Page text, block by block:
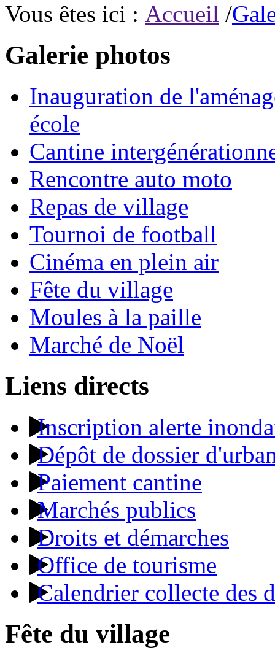
Vous êtes ici : Accueil /
Galerie photos
Inauguration de
école
Cantine
Rencontre auto moto
Repas de village
Tournoi de football
Cinéma en plein air
Fête du village
Moules à la paille
Marché de Noël
Liens directs
Inscription alerte
Dépôt de dossier
Paiement cantine
Marchés publics
Droits et démarches
Office de tourisme
Calendrier collecte des
Fête du village